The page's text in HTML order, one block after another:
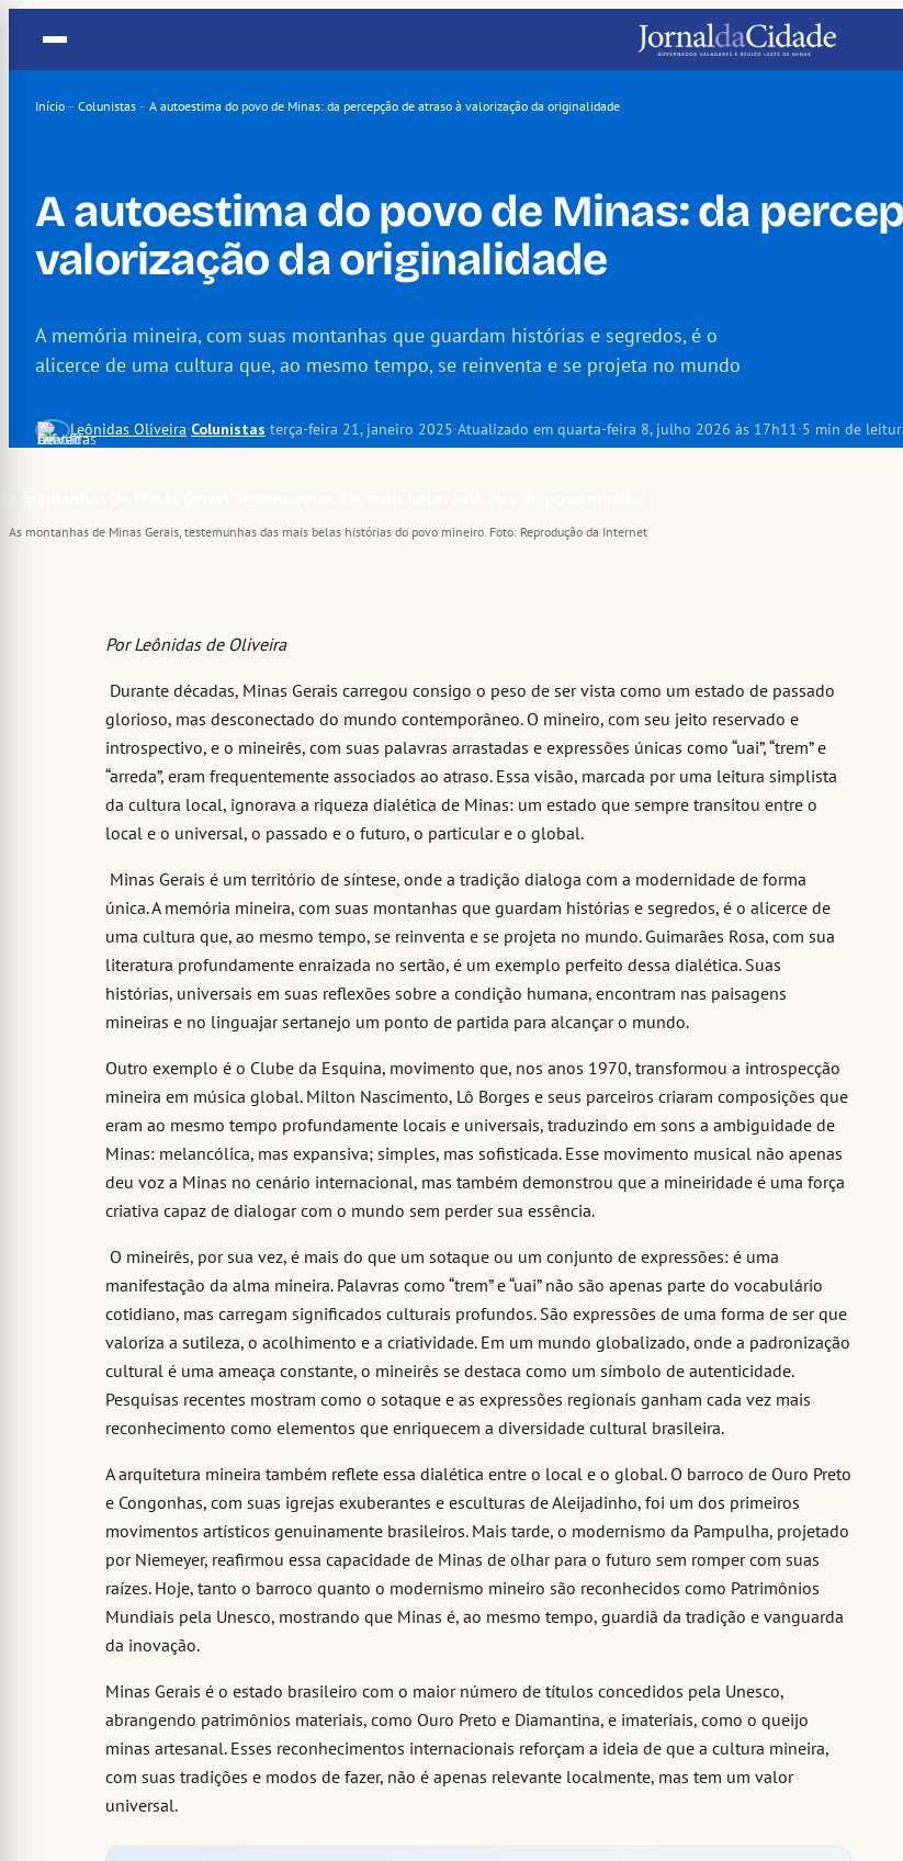
conteúdo
Início – Colunistas – A autoestima do povo de Minas: da percepção de atraso à valorização da originalidade
A autoestima do povo de Minas: da
valorização da originalidade
A memória mineira, com suas montanhas que guardam histórias e segredos, é o
alicerce de uma cultura que, ao mesmo tempo, se reinventa e se projeta no mundo
Leônidas Oliveira·Colunistas·terça-feira 21, janeiro 2025·Atualizado em quarta-feira 8, julho 2026 às 17h11·5 min de
As montanhas de Minas Gerais, testemunhas das mais belas histórias do povo mineiro. Foto: Reprodução da Internet
Por Leônidas de Oliveira
Durante décadas, Minas Gerais carregou consigo o peso de ser vista como um estado de passado
glorioso, mas desconectado do mundo contemporâneo. O mineiro, com seu jeito reservado e
introspectivo, e o mineirês, com suas palavras arrastadas e expressões únicas como “uai”, “trem” e
“arreda”, eram frequentemente associados ao atraso. Essa visão, marcada por uma leitura simplista
da cultura local, ignorava a riqueza dialética de Minas: um estado que sempre transitou entre o
local e o universal, o passado e o futuro, o particular e o global.
Minas Gerais é um território de síntese, onde a tradição dialoga com a modernidade de forma
única. A memória mineira, com suas montanhas que guardam histórias e segredos, é o alicerce de
uma cultura que, ao mesmo tempo, se reinventa e se projeta no mundo. Guimarães Rosa, com sua
literatura profundamente enraizada no sertão, é um exemplo perfeito dessa dialética. Suas
histórias, universais em suas reflexões sobre a condição humana, encontram nas paisagens
mineiras e no linguajar sertanejo um ponto de partida para alcançar o mundo.
Outro exemplo é o Clube da Esquina, movimento que, nos anos 1970, transformou a introspecção
mineira em música global. Milton Nascimento, Lô Borges e seus parceiros criaram composições que
eram ao mesmo tempo profundamente locais e universais, traduzindo em sons a ambiguidade de
Minas: melancólica, mas expansiva; simples, mas sofisticada. Esse movimento musical não apenas
deu voz a Minas no cenário internacional, mas também demonstrou que a mineiridade é uma força
criativa capaz de dialogar com o mundo sem perder sua essência.
O mineirês, por sua vez, é mais do que um sotaque ou um conjunto de expressões: é uma
manifestação da alma mineira. Palavras como “trem” e “uai” não são apenas parte do vocabulário
cotidiano, mas carregam significados culturais profundos. São expressões de uma forma de ser que
valoriza a sutileza, o acolhimento e a criatividade. Em um mundo globalizado, onde a padronização
cultural é uma ameaça constante, o mineirês se destaca como um símbolo de autenticidade.
Pesquisas recentes mostram como o sotaque e as expressões regionais ganham cada vez mais
reconhecimento como elementos que enriquecem a diversidade cultural brasileira.
A arquitetura mineira também reflete essa dialética entre o local e o global. O barroco de Ouro Preto
e Congonhas, com suas igrejas exuberantes e esculturas de Aleijadinho, foi um dos primeiros
movimentos artísticos genuinamente brasileiros. Mais tarde, o modernismo da Pampulha, projetado
por Niemeyer, reafirmou essa capacidade de Minas de olhar para o futuro sem romper com suas
raízes. Hoje, tanto o barroco quanto o modernismo mineiro são reconhecidos como Patrimônios
Mundiais pela Unesco, mostrando que Minas é, ao mesmo tempo, guardiã da tradição e vanguarda
da inovação.
Minas Gerais é o estado brasileiro com o maior número de títulos concedidos pela Unesco,
abrangendo patrimônios materiais, como Ouro Preto e Diamantina, e imateriais, como o queijo
minas artesanal. Esses reconhecimentos internacionais reforçam a ideia de que a cultura mineira,
com suas tradições e modos de fazer, não é apenas relevante localmente, mas tem um valor
universal.